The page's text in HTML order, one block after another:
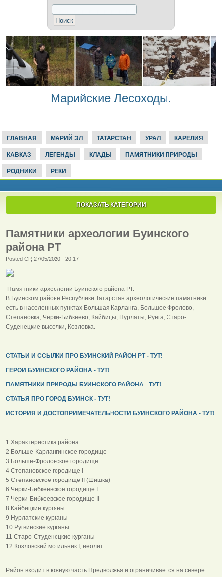
Марийские Лесоходы.
ГЛАВНАЯ МАРИЙ ЭЛ ТАТАРСТАН УРАЛ КАРЕЛИЯ
КАВКАЗ ЛЕГЕНДЫ КЛАДЫ ПАМЯТНИКИ ПРИРОДЫ
РОДНИКИ РЕКИ
ПОКАЗАТЬ КАТЕГОРИИ
Памятники археологии Буинского
района РТ
Posted СР, 27/05/2020 - 20:17
Памятники археологии Буинского района РТ.
В Буинском районе Республики Татарстан археологические памятники
есть в населенных пунктах Большая Карланга, Большое Фролово,
Степановка, Черки-Бибкеево, Кайбицы, Нурлаты, Рунга, Старо-
Суденецкие выселки, Козловка.
СТАТЬИ И ССЫЛКИ ПРО БУИНСКИЙ РАЙОН РТ - ТУТ!
ГЕРОИ БУИНСКОГО РАЙОНА - ТУТ!
ПАМЯТНИКИ ПРИРОДЫ БУИНСКОГО РАЙОНА - ТУТ!
СТАТЬЯ ПРО ГОРОД БУИНСК - ТУТ!
ИСТОРИЯ И ДОСТОПРИМЕЧАТЕЛЬНОСТИ БУИНСКОГО РАЙОНА - ТУТ!
1 Характеристика района
2 Больше-Карлангинское городище
3 Больше-Фроловское городище
4 Степановское городище I
5 Степановское городище II (Шишка)
6 Черки-Бибкеевское городище I
7 Черки-Бибкеевское городище II
8 Кайбицкие курганы
9 Нурлатские курганы
10 Ругвинские курганы
11 Старо-Студенецкие курганы
12 Козловский могильник I, неолит
Район входит в южную часть Предволжья и ограничивается на севере